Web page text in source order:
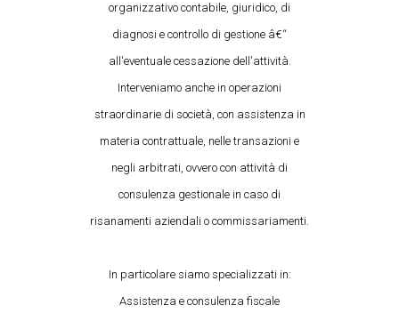
organizzativo contabile, giuridico, di
diagnosi e controllo di gestione â€“
all'eventuale cessazione dell'attività.
Interveniamo anche in operazioni
straordinarie di società, con assistenza in
materia contrattuale, nelle transazioni e
negli arbitrati, ovvero con attività di
consulenza gestionale in caso di
risanamenti aziendali o commissariamenti.
In particolare siamo specializzati in:
Assistenza e consulenza fiscale